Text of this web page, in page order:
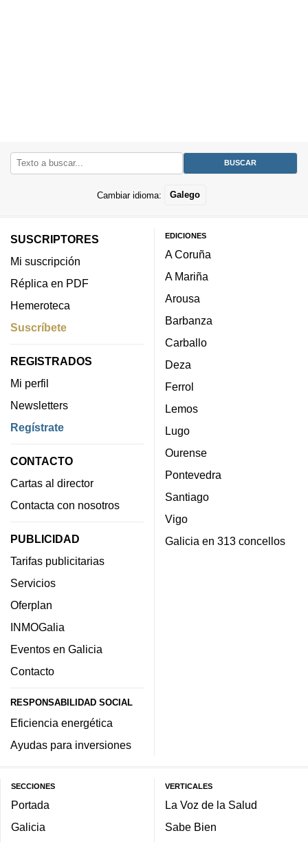
Cambiar idioma: Galego
SUSCRIPTORES
Mi suscripción
Réplica en PDF
Hemeroteca
Suscríbete
REGISTRADOS
Mi perfil
Newsletters
Regístrate
CONTACTO
Cartas al director
Contacta con nosotros
PUBLICIDAD
Tarifas publicitarias
Servicios
Oferplan
INMOGalia
Eventos en Galicia
Contacto
RESPONSABILIDAD SOCIAL
Eficiencia energética
Ayudas para inversiones
EDICIONES
A Coruña
A Mariña
Arousa
Barbanza
Carballo
Deza
Ferrol
Lemos
Lugo
Ourense
Pontevedra
Santiago
Vigo
Galicia en 313 concellos
SECCIONES
Portada
Galicia
VERTICALES
La Voz de la Salud
Sabe Bien